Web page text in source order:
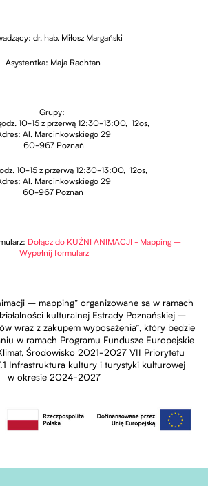
dr. hab. Miłosz Margański
Asystentka: Maja Rachtan
Grupy:
10-15 z przerwą 12:30-13:00, 12os,
Al. Marcinkowskiego 29
60-967 Poznań
10-15 z przerwą 12:30-13:00, 12os,
Al. Marcinkowskiego 29
60-967 Poznań
Dołącz do KUŹNI ANIMACJI - Mapping –
Wypełnij formularz
– mapping” organizowane są w ramach
kulturalnej Estrady Poznańskiej –
wraz z zakupem wyposażenia”, który będzie
w ramach Programu Fundusze Europejskie
Środowisko 2021-2027 VII Priorytetu
Infrastruktura kultury i turystyki kulturowej
w okresie 2024-2027